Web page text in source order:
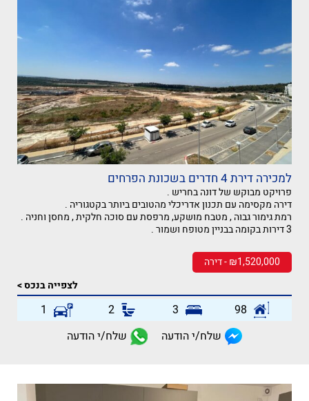
למכירה דירת 4 חדרים בשכונת הפרחים
פרויקט מבוקש של דונה בחריש .
דירה מקסימה עם תכנון אדריכלי מהטובים ביותר בקטגוריה .
רמת גימור גבוה , מטבח מושקע, מרפסת עם סוכה חלקית , מחסן וחניה .
3 דירות בקומה בבניין מטופח ושמור .
₪1,520,000 - דירה
לצפייה בנכס >
98
3
2
1
שלח/י הודעה
שלח/י הודעה